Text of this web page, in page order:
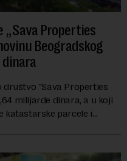
„Sava Properties
Beogradskog
društvo "Sava Properties
milijarde dinara, a u koji
katastarske parcele i